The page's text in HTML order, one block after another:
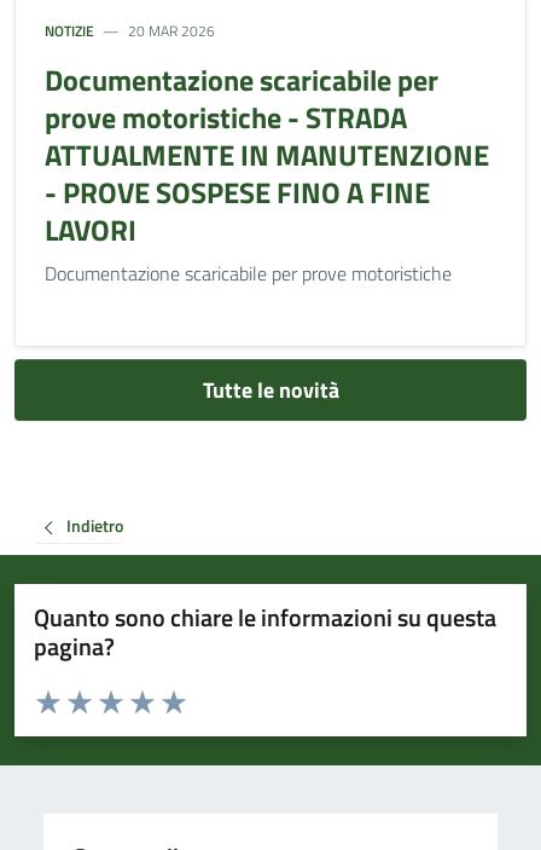
NOTIZIE 20 MAR 2026
Documentazione scaricabile per
prove motoristiche - STRADA
ATTUALMENTE IN MANUTENZIONE
- PROVE SOSPESE FINO A FINE
LAVORI
Documentazione scaricabile per prove motoristiche
Tutte le novità
Indietro
Quanto sono chiare le informazioni su questa
pagina?
Valuta da 1 a 5 stelle la pagina
Valuta 5 stelle su 5
Valuta 4 stelle su 5
Valuta 3 stelle su 5
Valuta 2 stelle su 5
Valuta 1 stelle su 5